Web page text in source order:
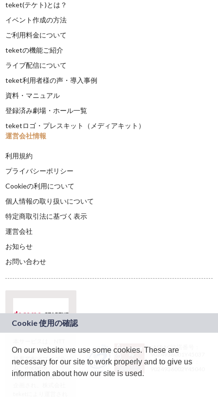
teket(テケト)とは？
イベント作成の方法
ご利用料金について
teketの機能ご紹介
ライブ配信について
teket利用者様の声・導入事例
資料・マニュアル
登録済み劇場・ホール一覧
teketロゴ・プレスキット（メディアキット）
運営会社情報
利用規約
プライバシーポリシー
Cookieの利用について
個人情報の取り扱いについて
特定商取引法に基づく表示
運営会社
お知らせ
お問い合わせ
ドコモグループの新
規事業創出プログラ
ム「docomo
STARTUP」を通じて
JASRAC許諾番号：
9024936001Y45037
JASRAC許諾番号：
On our website we use some cookies. These are
necessary for our site to work properly and to give us
information about how our site is used.